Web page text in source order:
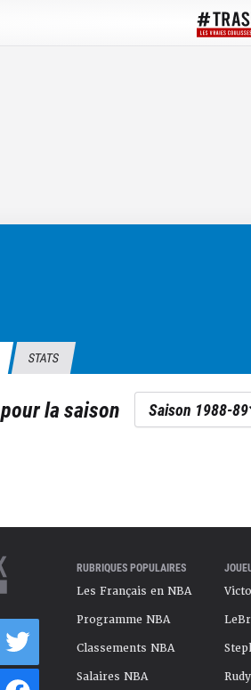
STATS
pour la saison Saison 1988-89
RUBRIQUES POPULAIRES
Les Français en NBA
Programme NBA
Classements NBA
Salaires NBA